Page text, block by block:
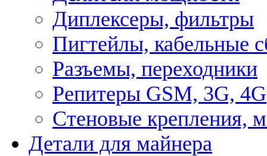
Диплексеры, фильтры
Пигтейлы, кабельные
Разъемы, переходники
Репитеры GSM, 3G, 4G
Стеновые крепления,
Детали для майнера